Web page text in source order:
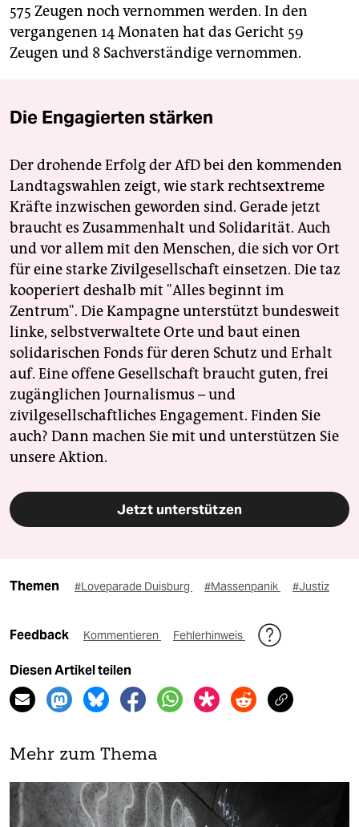
575 Zeugen noch vernommen werden. In den
vergangenen 14 Monaten hat das Gericht 59
Zeugen und 8 Sachverständige vernommen.
Die Engagierten stärken
Der drohende Erfolg der AfD bei den kommenden
Landtagswahlen zeigt, wie stark rechtsextreme
Kräfte inzwischen geworden sind. Gerade jetzt
braucht es Zusammenhalt und Solidarität. Auch
und vor allem mit den Menschen, die sich vor Ort
für eine starke Zivilgesellschaft einsetzen. Die taz
kooperiert deshalb mit "Alles beginnt im
Zentrum". Die Kampagne unterstützt bundesweit
linke, selbstverwaltete Orte und baut einen
solidarischen Fonds für deren Schutz und Erhalt
auf. Eine offene Gesellschaft braucht guten, frei
zugänglichen Journalismus – und
zivilgesellschaftliches Engagement. Finden Sie
auch? Dann machen Sie mit und unterstützen Sie
unsere Aktion.
Jetzt unterstützen
Themen #Loveparade Duisburg #Massenpanik #Justiz
Feedback Kommentieren Fehlerhinweis
Diesen Artikel teilen
Mehr zum Thema